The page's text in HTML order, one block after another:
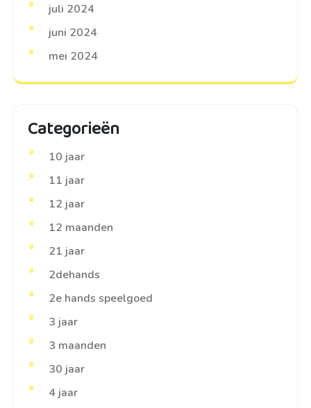
juli 2024
juni 2024
mei 2024
Categorieën
10 jaar
11 jaar
12 jaar
12 maanden
21 jaar
2dehands
2e hands speelgoed
3 jaar
3 maanden
30 jaar
4 jaar